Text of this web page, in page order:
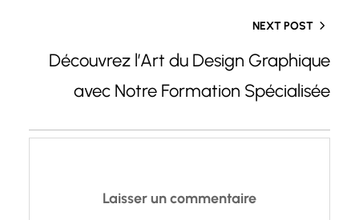
NEXT POST
Découvrez l’Art du Design Graphique
avec Notre Formation Spécialisée
Laisser un commentaire